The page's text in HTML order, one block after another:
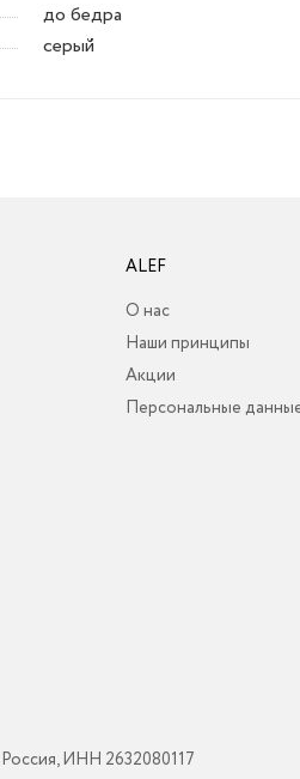
до бедра
серый
ALEF
О нас
Наши принципы
Акции
Персональные
ИНН 2632080117